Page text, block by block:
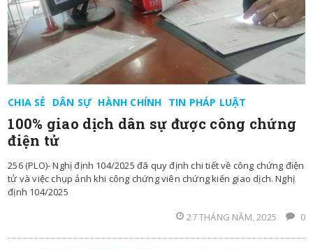
CHIA SẺ DÂN SỰ HÀNH CHÍNH TIN PHÁP LUẬT
100% giao dịch dân sự được công chứng
điện tử
256 (PLO)- Nghị định 104/2025 đã quy định chi tiết về công chứng điện
tử và việc chụp ảnh khi công chứng viên chứng kiến giao dịch. Nghị
định 104/2025
27 THÁNG NĂM, 2025
0